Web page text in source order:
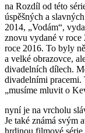
na Rozdíl od této
úspěšných a
2014, „Vodám“,
znovu vydané v roce
roce 2016. To byly
a velké obrazovce,
divadelních dílech.
divadelními
„musíme mluvit o
nyní je na vrcholu
Je také známá svým
hrdinou filmové